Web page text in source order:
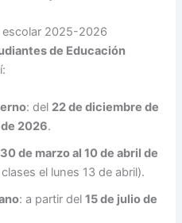
escolar 2025-2026
de Educación
: del 22 de diciembre de
2026.
30 de marzo al 10 de abril de
el lunes 13 de abril).
: a partir del15 de julio de